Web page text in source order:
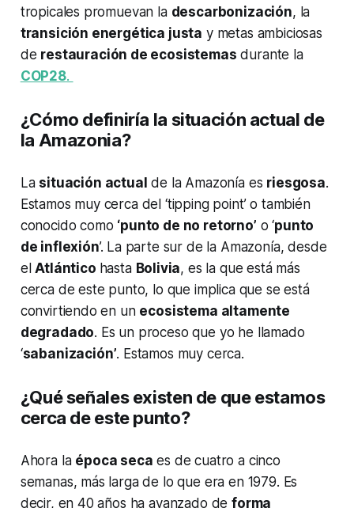
tropicales promuevan la descarbonización, la
transición energética justa y metas ambiciosas
de restauración de ecosistemas durante la
COP28.
¿Cómo definiría la situación actual de
la Amazonia?
La situación actual de la Amazonía es riesgosa.
Estamos muy cerca del ‘tipping point’ o también
conocido como ‘punto de no retorno’ o ‘punto
de inflexión’. La parte sur de la Amazonía, desde
elAtlántico hasta Bolivia, es la que está más
cerca de este punto, lo que implica que se está
convirtiendo en un ecosistema altamente
degradado. Es un proceso que yo he llamado
‘sabanización’. Estamos muy cerca.
¿Qué señales existen de que estamos
cerca de este punto?
Ahora la época seca es de cuatro a cinco
semanas, más larga de lo que era en 1979. Es
decir, en 40 años ha avanzado deforma